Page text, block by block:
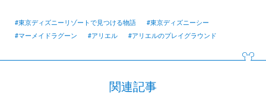
#東京ディズニーリゾートで見つける物語
#東京ディズニーシー
#マーメイドラグーン
#アリエル #アリエルのプレイグラウンド
関連記事